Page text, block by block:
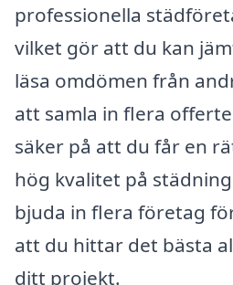
professionella
vilket gör att du kan
läsa omdömen från
att samla in flera
säker på att du får en
hög kvalitet på
bjuda in flera företag
att du hittar det bästa
ditt projekt.